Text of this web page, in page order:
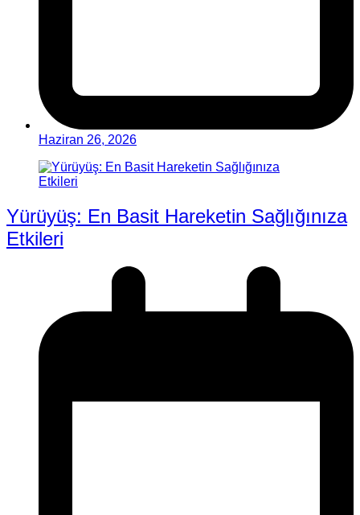
Haziran 26, 2026
Yürüyüş: En Basit Hareketin Sağlığınıza
Etkileri